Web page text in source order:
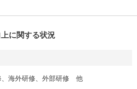
に関する状況
、海外研修、外部研修 他